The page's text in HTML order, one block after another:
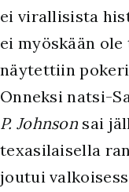
ei virallisista
ei myöskään
näytettiin
Onneksi natsi-
P. Johnson sai
texasilaisella
joutui